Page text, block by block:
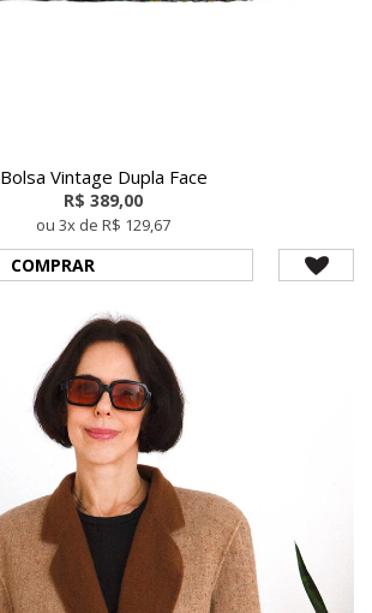
Bolsa Vintage Dupla Face
R$ 389,00
ou 3x de R$ 129,67
COMPRAR